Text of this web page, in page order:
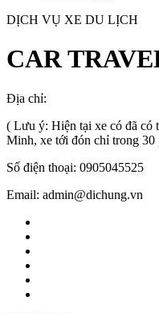
DỊCH VỤ XE DU LỊCH
CAR
Địa chỉ:
( Lưu ý: Hiện tại xe có đã có
Minh, xe tới đón chỉ trong
Số điện thoại: 0905045525
Email: admin@dichung.vn